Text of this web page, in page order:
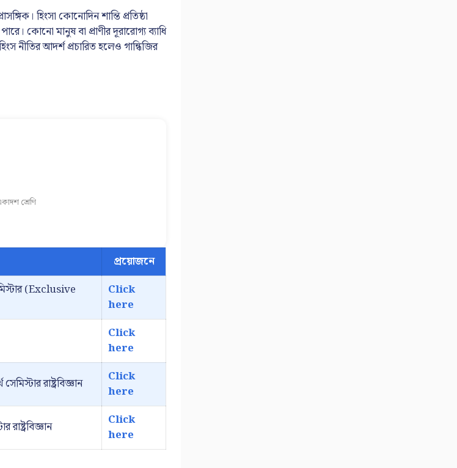
হিংসা কোনোদিন শান্তি প্রতিষ্ঠা
কোনো মানুষ বা প্রাণীর দূরারোগ্য ব্যাধি
নীতির আদর্শ প্রচারিত হলেও গান্ধিজির
শ্রেণি
প্রয়োজনে
(Exclusive
Click
here
Click
here
রাষ্ট্রবিজ্ঞান
Click
here
Click
here